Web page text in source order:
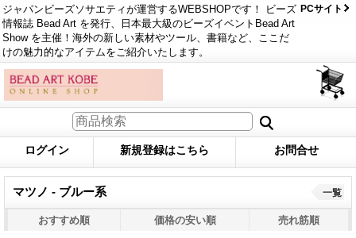
ジャパンビーズソサエティが運営するWEBSHOPです！ ビーズ
情報誌 Bead Art を発行、日本最大級のビーズイベントBead Art
Show を主催！海外の新しい素材やツール、書籍など、ここだ
けの魅力的なアイテムをご紹介いたします。
PCサイト
ログイン 新規登録はこちら お問合せ
マツノ - ブルー系 一覧
おすすめ順 価格の安い順 売れ筋順